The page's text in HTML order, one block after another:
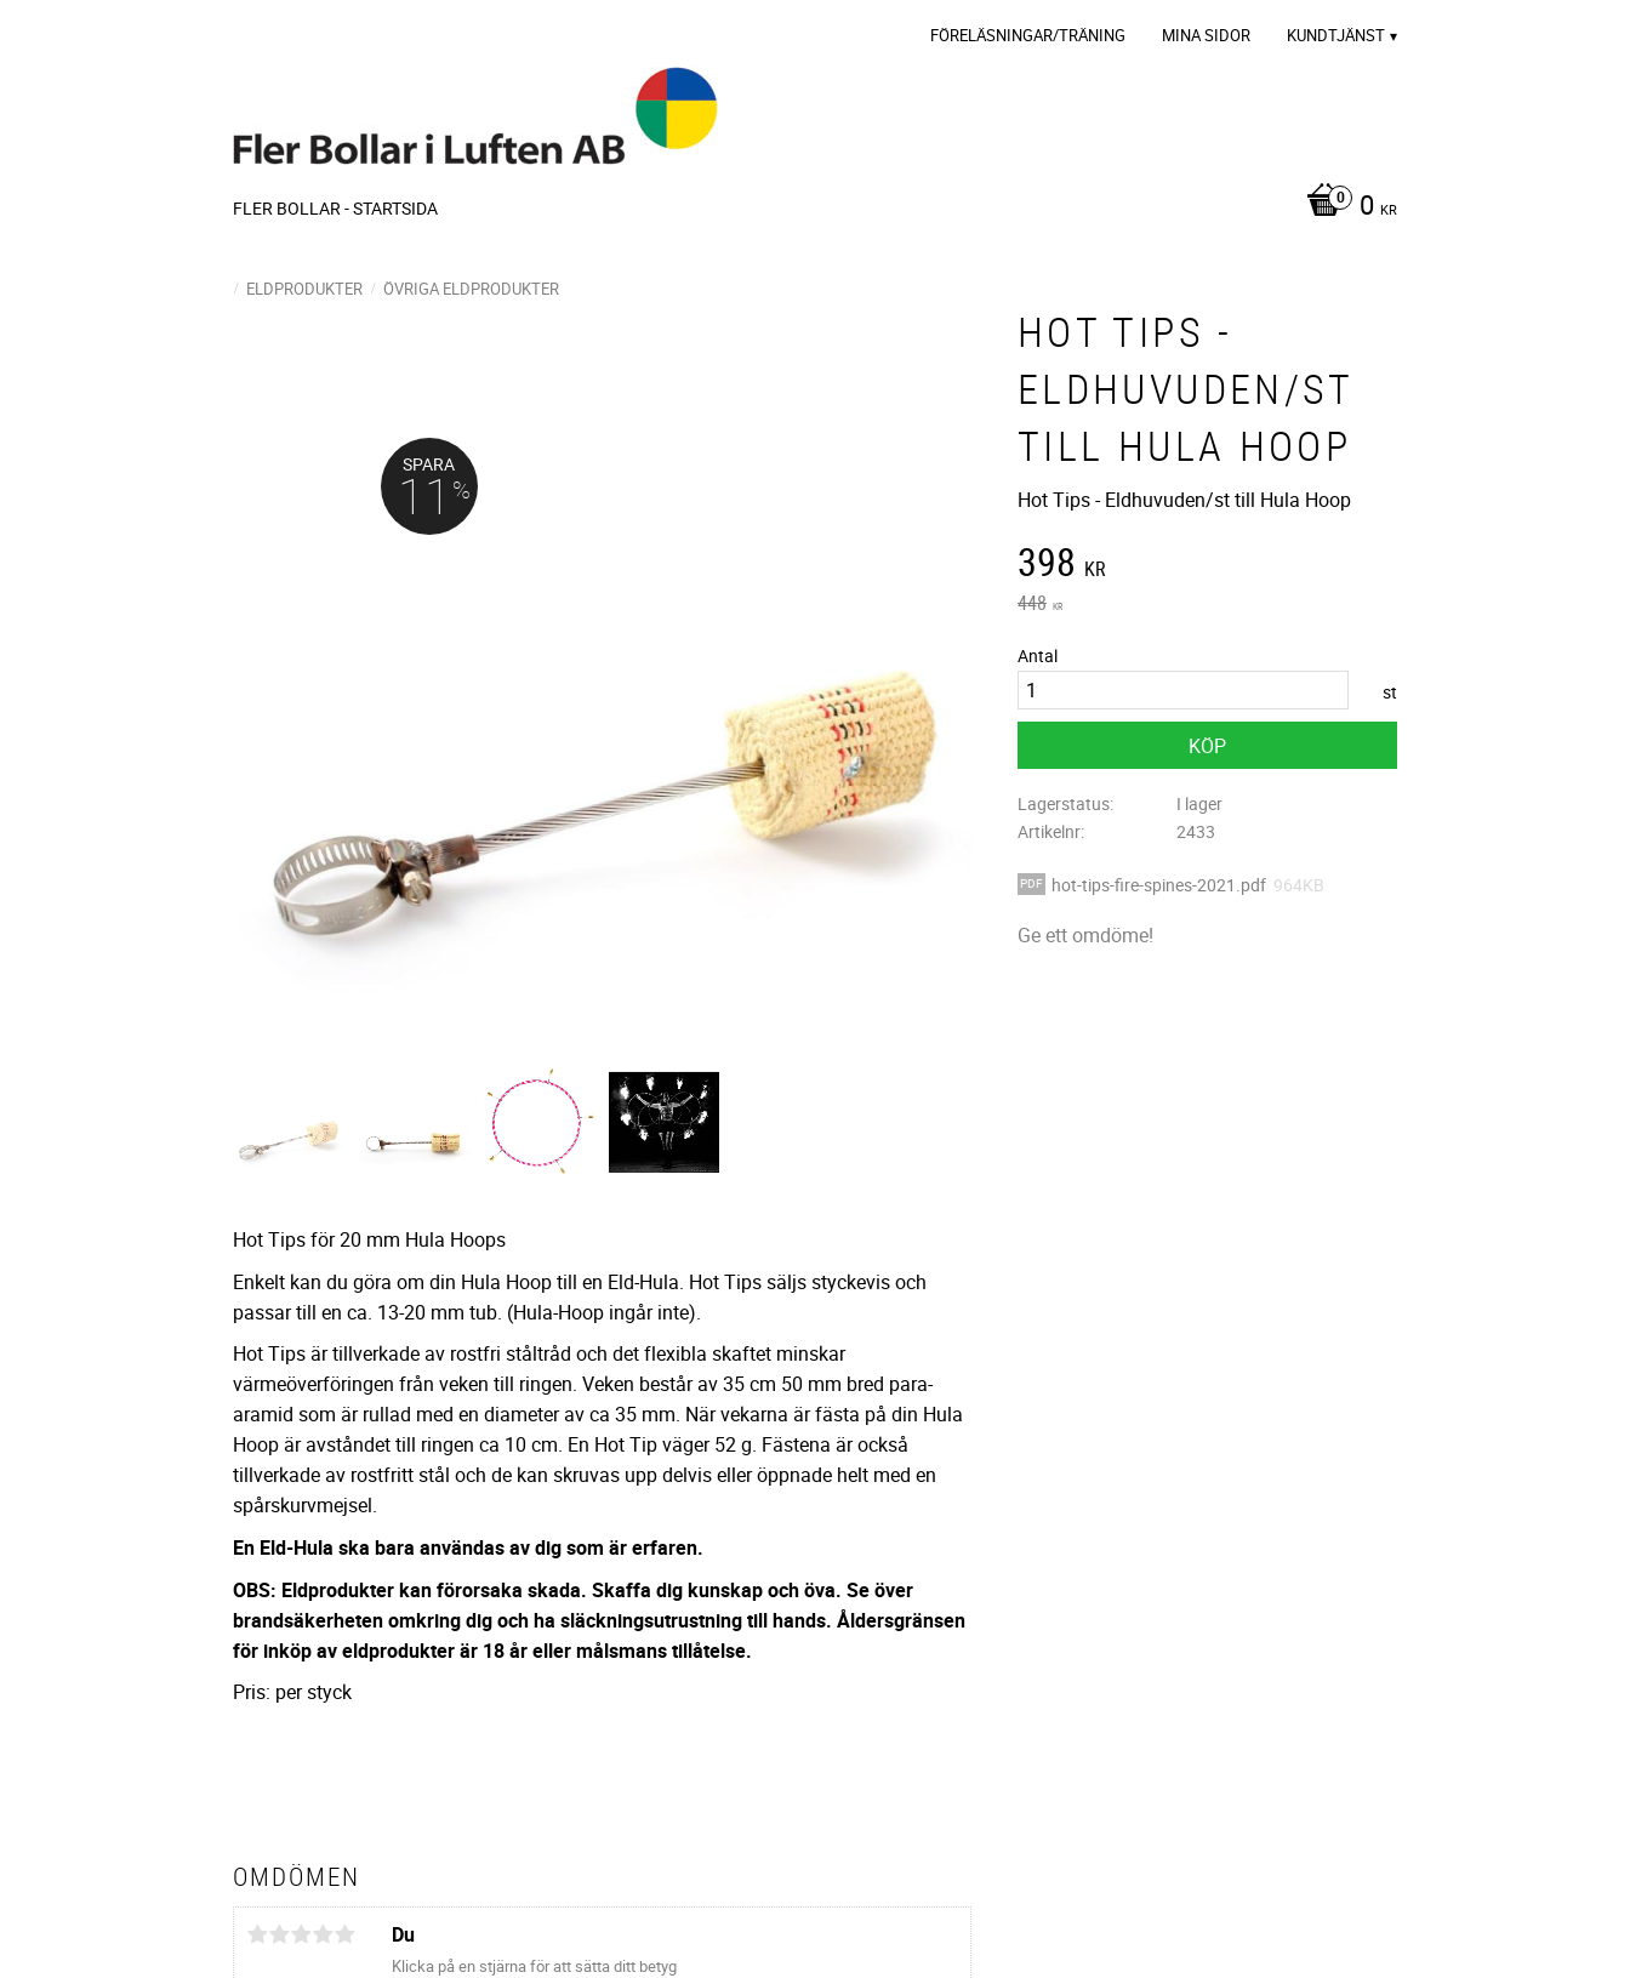
FÖRELÄSNINGAR/TRÄNING MINA SIDOR KUNDTJÄNST
0 KR
FLER BOLLAR - STARTSIDA
ELDPRODUKTER ÖVRIGA ELDPRODUKTER
HOT TIPS -
ELDHUVUDEN/ST
TILL HULA HOOP
Hot Tips - Eldhuvuden/st till Hula Hoop
SPARA
11 %
Nedsatt pris:
398 KR
Ordinarie pris:
448 KR
Antal
st
KÖP
Lagerstatus
I lager
Artikelnr
2433
hot-tips-fire-spines-2021.pdf 964KB
Ge ett omdöme!
Hot Tips för 20 mm Hula Hoops
Enkelt kan du göra om din Hula Hoop till en Eld-Hula. Hot Tips säljs styckevis och
passar till en ca. 13-20 mm tub. (Hula-Hoop ingår inte).
Hot Tips är tillverkade av rostfri ståltråd och det flexibla skaftet minskar
värmeöverföringen från veken till ringen. Veken består av 35 cm 50 mm bred para-
aramid som är rullad med en diameter av ca 35 mm. När vekarna är fästa på din Hula
Hoop är avståndet till ringen ca 10 cm. En Hot Tip väger 52 g. Fästena är också
tillverkade av rostfritt stål och de kan skruvas upp delvis eller öppnade helt med en
spårskurvmejsel.
En Eld-Hula ska bara användas av dig som är erfaren.
OBS: Eldprodukter kan förorsaka skada. Skaffa dig kunskap och öva. Se över
brandsäkerheten omkring dig och ha släckningsutrustning till hands. Åldersgränsen
för inköp av eldprodukter är 18 år eller målsmans tillåtelse.
Pris: per styck
OMDÖMEN
Du
Klicka på en stjärna för att sätta ditt betyg